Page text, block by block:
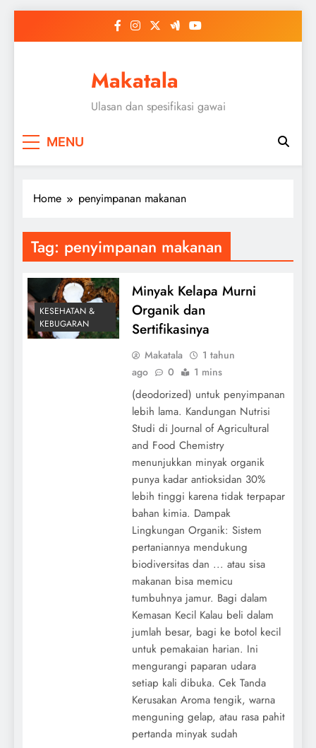
Makatala
Ulasan dan spesifikasi gawai
MENU
Home penyimpanan makanan
Tag: penyimpanan makanan
KESEHATAN &
KEBUGARAN
Minyak Kelapa Murni
Organik dan
Sertifikasinya
Makatala
1 tahun
ago
0 1 mins
(deodorized) untuk penyimpanan
lebih lama. Kandungan Nutrisi
Studi di Journal of Agricultural
and Food Chemistry
menunjukkan minyak organik
punya kadar antioksidan 30%
lebih tinggi karena tidak terpapar
bahan kimia. Dampak
Lingkungan Organik: Sistem
pertaniannya mendukung
biodiversitas dan ... atau sisa
makanan bisa memicu
tumbuhnya jamur. Bagi dalam
Kemasan Kecil Kalau beli dalam
jumlah besar, bagi ke botol kecil
untuk pemakaian harian. Ini
mengurangi paparan udara
setiap kali dibuka. Cek Tanda
Kerusakan Aroma tengik, warna
menguning gelap, atau rasa pahit
pertanda minyak sudah